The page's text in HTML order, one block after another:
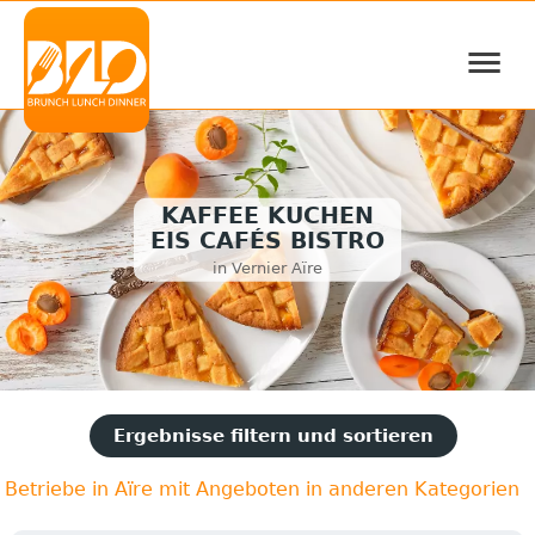
≡
KAFFEE KUCHEN
EIS CAFÉS BISTRO
in Vernier Aïre
Ergebnisse filtern und sortieren
Betriebe in Aïre mit Angeboten in anderen Kategorien